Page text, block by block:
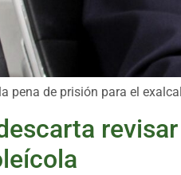
pena de prisión para el